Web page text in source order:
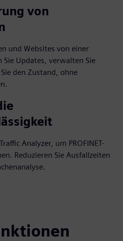
von
und Websites von einer
Sie Updates, verwalten Sie
den Zustand, ohne
Analyzer, um PROFINET-
Reduzieren Sie Ausfallzeiten